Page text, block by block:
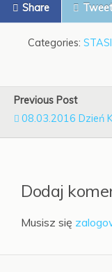
Share Tweet
Categories:
Previous Post
08.03.2016 Dzień
Dodaj
Musisz się